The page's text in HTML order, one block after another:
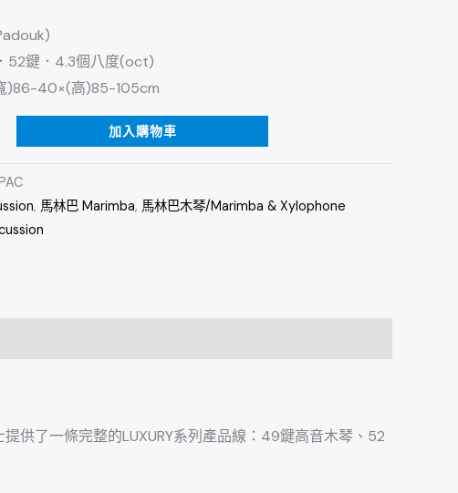
52鍵．4.3個八度(oct)
)86-40×(高)85-105cm
加入購物車
, 馬林巴 Marimba, 馬林巴木琴/Marimba & Xylophone
供了一條完整的LUXURY系列產品線：49鍵高音木琴、52